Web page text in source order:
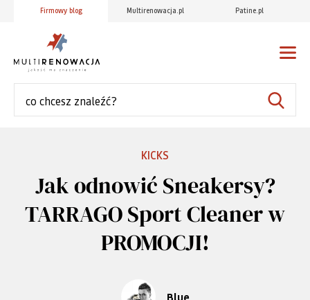
Firmowy blog Multirenowacja.pl Patine.pl
KICKS
Jak odnowić Sneakersy?
TARRAGO Sport Cleaner w
PROMOCJI!
Blue